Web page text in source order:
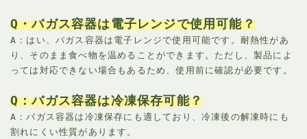
Q・バガス容器は電子レンジで使用可能？
A：はい、バガス容器は電子レンジで使用可能です。耐熱性があ
り、そのまま食べ物を温めることができます。ただし、製品によ
っては対応できない場合もあるため、使用前に確認が必要です。
Q：バガス容器は冷凍保存可能？
A：バガス容器は冷凍保存にも適しており、冷凍後の解凍時にも
割れにくい性質があります。